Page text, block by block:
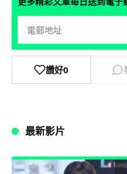
讚好0
最新影片